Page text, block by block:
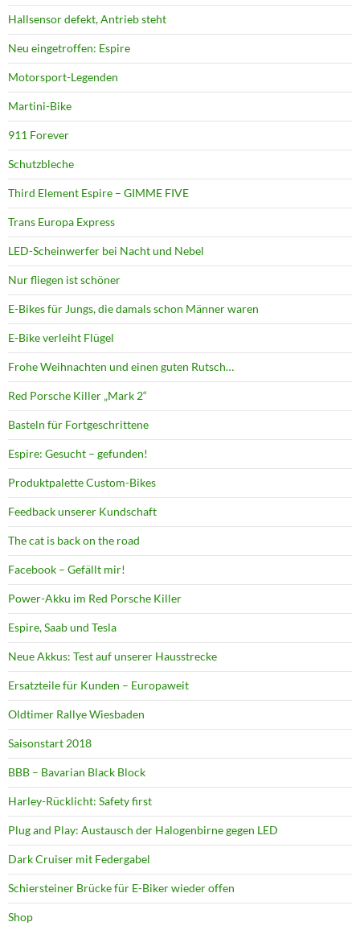
Hallsensor defekt, Antrieb steht
Neu eingetroffen: Espire
Motorsport-Legenden
Martini-Bike
911 Forever
Schutzbleche
Third Element Espire – GIMME FIVE
Trans Europa Express
LED-Scheinwerfer bei Nacht und Nebel
Nur fliegen ist schöner
E-Bikes für Jungs, die damals schon Männer waren
E-Bike verleiht Flügel
Frohe Weihnachten und einen guten Rutsch…
Red Porsche Killer „Mark 2“
Basteln für Fortgeschrittene
Espire: Gesucht – gefunden!
Produktpalette Custom-Bikes
Feedback unserer Kundschaft
The cat is back on the road
Facebook – Gefällt mir!
Power-Akku im Red Porsche Killer
Espire, Saab und Tesla
Neue Akkus: Test auf unserer Hausstrecke
Ersatzteile für Kunden – Europaweit
Oldtimer Rallye Wiesbaden
Saisonstart 2018
BBB – Bavarian Black Block
Harley-Rücklicht: Safety first
Plug and Play: Austausch der Halogenbirne gegen LED
Dark Cruiser mit Federgabel
Schiersteiner Brücke für E-Biker wieder offen
Shop